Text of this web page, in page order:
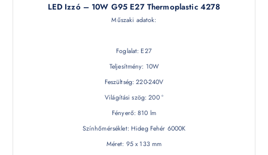
LED Izzó – 10W G95 E27 Thermoplastic 4278
Műszaki adatok:
Foglalat: E27
Teljesítmény: 10W
Feszültség: 220-240V
Világítási szög: 200 °
Fényerő: 810 lm
Színhőmérséklet: Hideg Fehér 6000K
Méret: 95 x 133 mm